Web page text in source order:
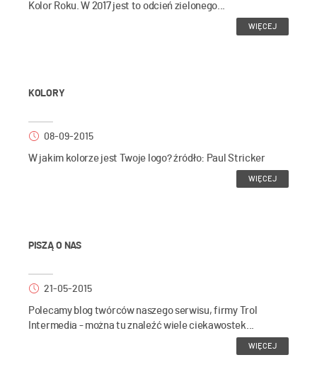
Kolor Roku. W 2017 jest to odcień zielonego...
WIĘCEJ
KOLORY
08-09-2015
W jakim kolorze jest Twoje logo? źródło: Paul Stricker
WIĘCEJ
PISZĄ O NAS
21-05-2015
Polecamy blog twórców naszego serwisu, firmy Trol
Intermedia - można tu znaleźć wiele ciekawostek...
WIĘCEJ